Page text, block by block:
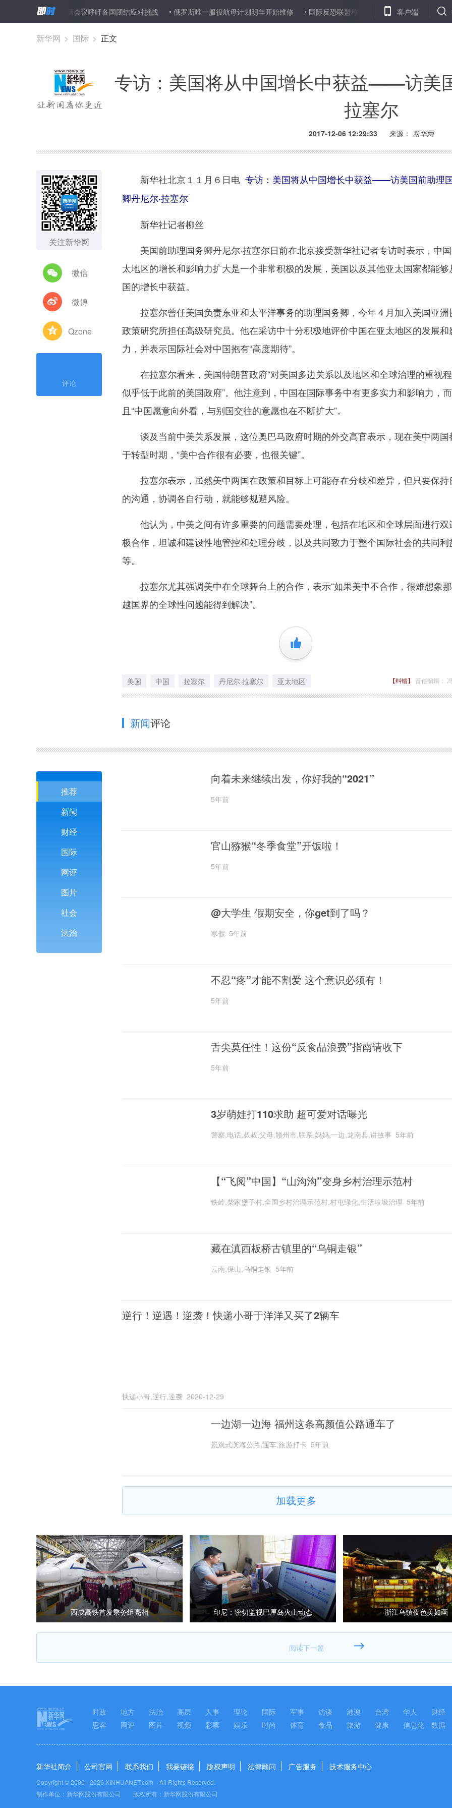
海合会首脑会议呼吁各国团结应对挑战 俄罗斯唯一服役航母计划明年开始维修 国际反恐联盟称伊叙两国仍残余数千“伊斯兰国”武装
客户端
新华网 > 国际 > 正文
专访：美国将从中国增长中获益——访美
拉塞尔
2017-12-06 12:29:33 来源： 新华网
关注新华网
微信
微博
Qzone
评论
新华社北京１１月６日电 专访：美国将从中国增长中获益——访美国前助理
卿丹尼尔·拉塞尔
新华社记者柳丝
美国前助理国务卿丹尼尔·拉塞尔日前在北京接受新华社记者专访时表示，中
太地区的增长和影响力扩大是一个非常积极的发展，美国以及其他亚太国家都能够
国的增长中获益。
拉塞尔曾任美国负责东亚和太平洋事务的助理国务卿，今年４月加入美国亚洲
政策研究所担任高级研究员。他在采访中十分积极地评价中国在亚太地区的发展和
力，并表示国际社会对中国抱有“高度期待”。
在拉塞尔看来，美国特朗普政府“对美国多边关系以及地区和全球治理的重视
似乎低于此前的美国政府”。他注意到，中国在国际事务中有更多实力和影响力，而
且“中国愿意向外看，与别国交往的意愿也在不断扩大”。
谈及当前中美关系发展，这位奥巴马政府时期的外交高官表示，现在美中两国
于转型时期，“美中合作很有必要，也很关键”。
拉塞尔表示，虽然美中两国在政策和目标上可能存在分歧和差异，但只要保持
的沟通，协调各自行动，就能够规避风险。
他认为，中美之间有许多重要的问题需要处理，包括在地区和全球层面进行双
极合作，坦诚和建设性地管控和处理分歧，以及共同致力于整个国际社会的共同利
等。
拉塞尔尤其强调美中在全球舞台上的合作，表示“如果美中不合作，很难想象
越国界的全球性问题能得到解决”。
+1
美国 中国 拉塞尔 丹尼尔·拉塞尔 亚太地区 【纠错】 责任编辑：
新闻评论
推荐
新闻
财经
国际
网评
图片
社会
法治
向着未来继续出发，你好我的“2021”
5年前
官山猕猴“冬季食堂”开饭啦！
5年前
@大学生 假期安全，你get到了吗？
寒假 5年前
不忍“疼”才能不割爱 这个意识必须有！
5年前
舌尖莫任性！这份“反食品浪费”指南请收下
5年前
3岁萌娃打110求助 超可爱对话曝光
警察,电话,叔叔,父母,赣州市,联系,妈妈,一边,龙南县,讲故事 5年前
【“飞阅”中国】“山沟沟”变身乡村治理示范村
铁岭,柴家堡子村,全国乡村治理示范村,村屯绿化,生活垃圾治理 5年前
藏在滇西板桥古镇里的“乌铜走银”
云南,保山,乌铜走银 5年前
逆行！逆遇！逆袭！快递小哥于洋洋又买了2辆车
快递小哥,逆行,逆袭 2020-12-29
一边湖一边海 福州这条高颜值公路通车了
景观式滨海公路,通车,旅游打卡 5年前
加载更多
西成高铁首发乘务组亮相 印尼：密切监视巴厘岛火山动态 浙江乌镇夜色美如画
时政 地方 法治 高层 人事 理论 国际 军事 访谈 港澳 台湾 华人
财经
思客
网评 图片 视频 彩票 娱乐 时尚 体育 食品 旅游 健康 信息化 数据
新华社简介 公司官网 联系我们 我要链接 版权声明 法律顾问 广告服务 技术服务中心
Copyright © 2000 -2026 XINHUANET.com All Rights Reserved.
制作单位：新华网股份有限公司 版权所有：新华网股份有限公司